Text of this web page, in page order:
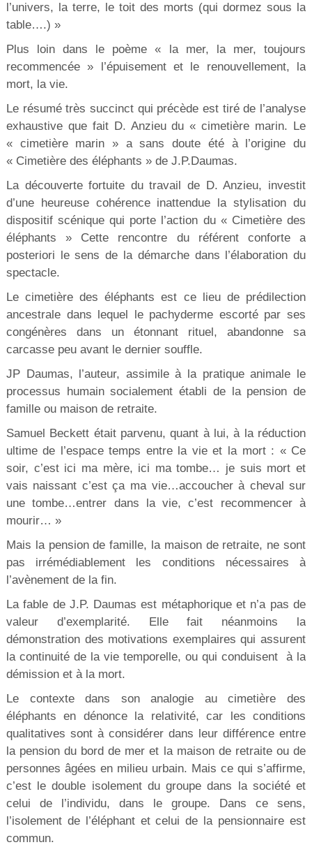
l’univers, la terre, le toit des morts (qui dormez sous la
table….) »
Plus loin dans le poème « la mer, la mer, toujours
recommencée » l’épuisement et le renouvellement, la
mort, la vie.
Le résumé très succinct qui précède est tiré de l’analyse
exhaustive que fait D. Anzieu du « cimetière marin. Le
« cimetière marin » a sans doute été à l’origine du
« Cimetière des éléphants » de J.P.Daumas.
La découverte fortuite du travail de D. Anzieu, investit
d’une heureuse cohérence inattendue la stylisation du
dispositif scénique qui porte l’action du « Cimetière des
éléphants » Cette rencontre du référent conforte a
posteriori le sens de la démarche dans l’élaboration du
spectacle.
Le cimetière des éléphants est ce lieu de prédilection
ancestrale dans lequel le pachyderme escorté par ses
congénères dans un étonnant rituel, abandonne sa
carcasse peu avant le dernier souffle.
JP Daumas, l’auteur, assimile à la pratique animale le
processus humain socialement établi de la pension de
famille ou maison de retraite.
Samuel Beckett était parvenu, quant à lui, à la réduction
ultime de l’espace temps entre la vie et la mort : « Ce
soir, c’est ici ma mère, ici ma tombe… je suis mort et
vais naissant c’est ça ma vie…accoucher à cheval sur
une tombe…entrer dans la vie, c’est recommencer à
mourir… »
Mais la pension de famille, la maison de retraite, ne sont
pas irrémédiablement les conditions nécessaires à
l’avènement de la fin.
La fable de J.P. Daumas est métaphorique et n’a pas de
valeur d’exemplarité. Elle fait néanmoins la
démonstration des motivations exemplaires qui assurent
la continuité de la vie temporelle, ou qui conduisent à la
démission et à la mort.
Le contexte dans son analogie au cimetière des
éléphants en dénonce la relativité, car les conditions
qualitatives sont à considérer dans leur différence entre
la pension du bord de mer et la maison de retraite ou de
personnes âgées en milieu urbain. Mais ce qui s’affirme,
c’est le double isolement du groupe dans la société et
celui de l’individu, dans le groupe. Dans ce sens,
l’isolement de l’éléphant et celui de la pensionnaire est
commun.